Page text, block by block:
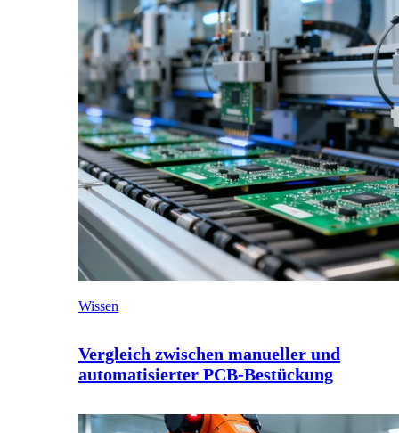
Wissen
Vergleich zwischen manueller und
automatisierter PCB-Bestückung